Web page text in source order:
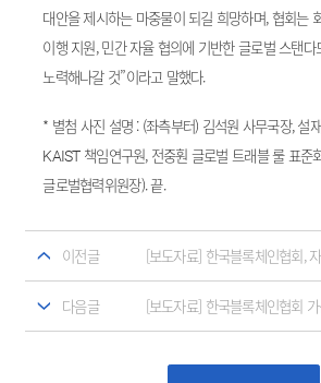
대안을 제시하는 마중물이 되길 희망하며, 협회는
이행 지원, 민간 자율 협의에 기반한 글로벌 스탠
노력해나갈 것”이라고 말했다.
* 별첨 사진 설명 : (좌측부터) 김석원 사무국장, 설
KAIST 책임연구원, 전중훤 글로벌 트래블 룰 표준
글로벌협력위원장). 끝.
이전글 [보도자료] 한국블록체인협회,
다음글